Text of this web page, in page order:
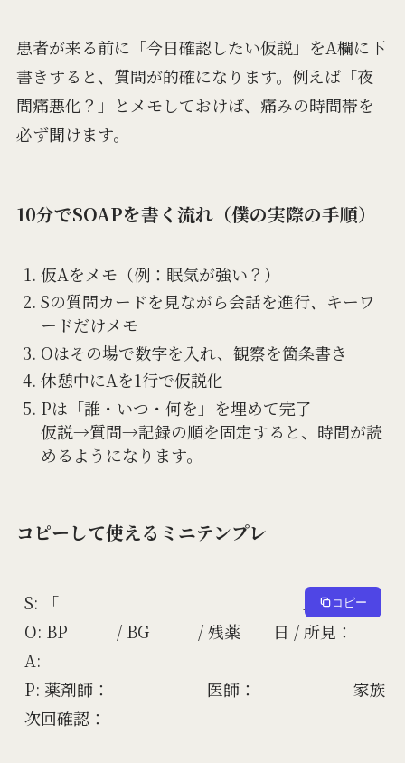
患者が来る前に「今日確認したい仮説」をA欄に下
書きすると、質問が的確になります。例えば「夜
間痛悪化？」とメモしておけば、痛みの時間帯を
必ず聞けます。
10分でSOAPを書く流れ（僕の実際の手順）
仮Aをメモ（例：眠気が強い？）
Sの質問カードを見ながら会話を進行、キーワ
ードだけメモ
Oはその場で数字を入れ、観察を箇条書き
休憩中にAを1行で仮説化
Pは「誰・いつ・何を」を埋めて完了
仮説→質問→記録の順を固定すると、時間が読
めるようになります。
コピーして使えるミニテンプレ
S: 「　　　　　　　　　　　　　　　」
O: BP　　　/ BG　　　/ 残薬　　日 / 所見：
A:
P: 薬剤師：　　　　　　医師：　　　　　　家族：
コピー